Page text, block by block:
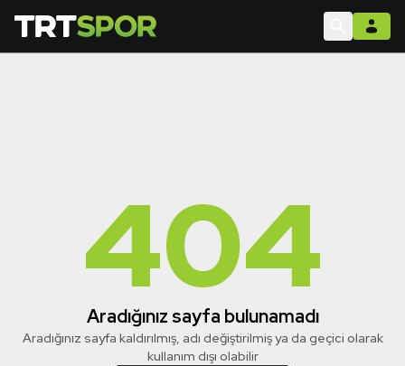
404
Aradığınız sayfa bulunamadı
Aradığınız sayfa kaldırılmış, adı değiştirilmiş ya da geçici olarak
kullanım dışı olabilir